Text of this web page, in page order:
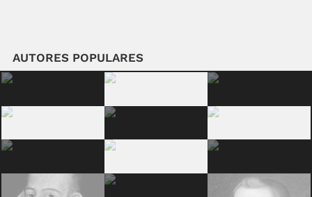
AUTORES POPULARES